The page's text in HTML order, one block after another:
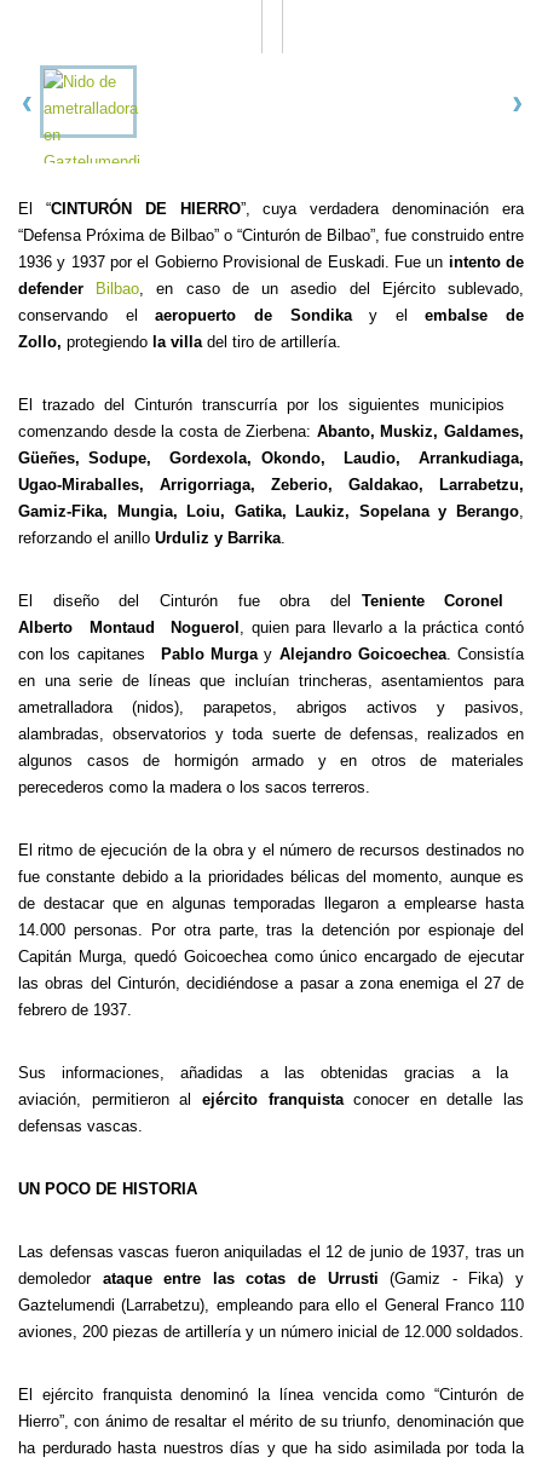
El “CINTURÓN DE HIERRO”, cuya verdadera denominación era
“Defensa Próxima de Bilbao” o “Cinturón de Bilbao”, fue construido entre
1936 y 1937 por el Gobierno Provisional de Euskadi. Fue un intento de
defender
Bilbao, en caso de un asedio del Ejército sublevado,
conservando elaeropuerto de Sondikay elembalse de
Zollo, protegiendo la villadel tiro de artillería.
El trazado del Cinturón transcurría por los siguientes municipios
comenzando desde la costa de Zierbena: Abanto, Muskiz, Galdames,
Güeñes, Sodupe, Gordexola, Okondo, Laudio, Arrankudiaga,
Ugao-Miraballes, Arrigorriaga, Zeberio, Galdakao, Larrabetzu,
Gamiz-Fika, Mungia, Loiu, Gatika, Laukiz, Sopelana y Berango,
reforzando el anillo Urduliz y Barrika.
El diseño del Cinturón fue obra del Teniente Coronel
Alberto Montaud Noguerol , quien para llevarlo a la práctica contó
con los capitanes
Pablo Murgay Alejandro Goicoechea. Consistía
en una serie de líneas que incluían trincheras, asentamientos para
ametralladora (nidos), parapetos, abrigos activos y pasivos,
alambradas, observatorios y toda suerte de defensas, realizados en
algunos casos de hormigón armado y en otros de materiales
perecederos como la madera o los sacos terreros.
El ritmo de ejecución de la obra y el número de recursos destinados no
fue constante debido a la prioridades bélicas del momento, aunque es
de destacar que en algunas temporadas llegaron a emplearse hasta
14.000 personas. Por otra parte, tras la detención por espionaje del
Capitán Murga, quedó Goicoechea como único encargado de ejecutar
las obras del Cinturón, decidiéndose a pasar a zona enemiga el 27 de
febrero de 1937.
Sus informaciones, añadidas a las obtenidas gracias a la
aviación, permitieron al ejército franquistaconocer en detalle las
defensas vascas.
UN POCO DE HISTORIA
Las defensas vascas fueron aniquiladas el 12 de junio de 1937, tras un
demoledor ataque entre las cotas de Urrusti (Gamiz - Fika) y
Gaztelumendi (Larrabetzu), empleando para ello el General Franco 110
aviones, 200 piezas de artillería y un número inicial de 12.000 soldados.
El ejército franquista denominó la línea vencida como “Cinturón de
Hierro”, con ánimo de resaltar el mérito de su triunfo, denominación que
ha perdurado hasta nuestros días y que ha sido asimilada por toda la